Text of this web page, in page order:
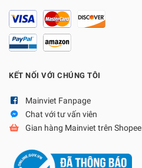
KẾT NỐI VỚI CHÚNG TÔI
Mainviet Fanpage
Chat với tư vấn viên
Gian hàng Mainviet trên Shopee